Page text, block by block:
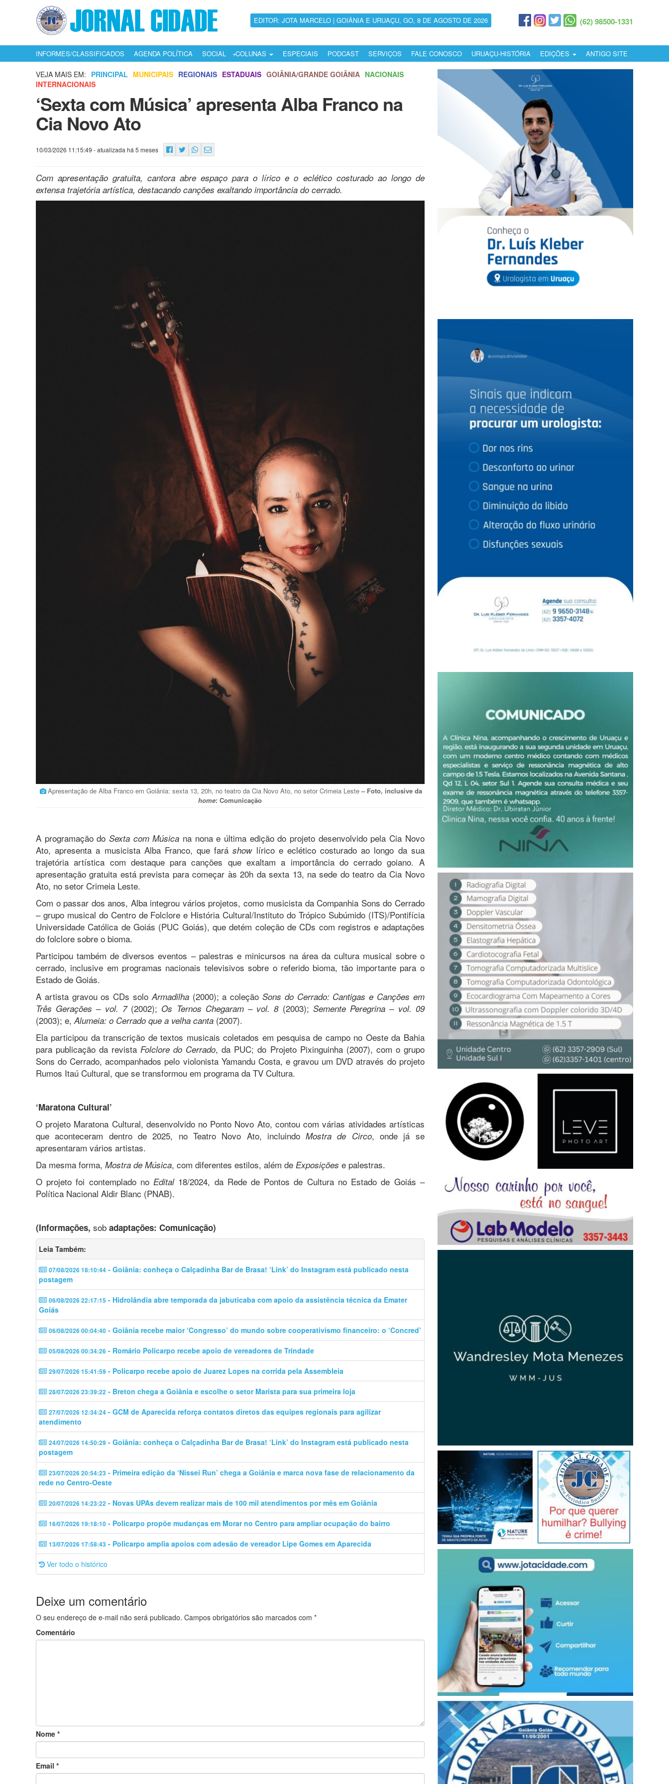
EDITOR: JOTA MARCELO | GOIÂNIA E URUAÇU, GO, 8 DE AGOSTO DE 2026 (62) 98500-1331
INFORMES/CLASSIFICADOS AGENDA POLÍTICA SOCIAL COLUNAS ESPECIAIS PODCAST SERVIÇOS FALE CONOSCO URUAÇU-HISTÓRIA EDIÇÕES ANTIGO SITE
VEJA MAIS EM: PRINCIPAL MUNICIPAIS REGIONAIS ESTADUAIS GOIÂNIA/GRANDE GOIÂNIA NACIONAIS
INTERNACIONAIS
‘Sexta com Música’ apresenta Alba Franco na
Cia Novo Ato
10/03/2026 11:15:49 - atualizada há 5 meses
Com apresentação gratuita, cantora abre espaço para o lírico e o eclético costurado ao longo de
extensa trajetória artística, destacando canções exaltando importância do cerrado.
Apresentação de Alba Franco em Goiânia: sexta 13, 20h, no teatro da Cia Novo Ato, no setor Crimeia Leste – Foto, inclusive da
home: Comunicação
A programação doSexta com Música na nona e última edição do projeto desenvolvido pela Cia Novo
Ato, apresenta a musicista Alba Franco, que faráshowlírico e eclético costurado ao longo da sua
trajetória artística com destaque para canções que exaltam a importância do cerrado goiano. A
apresentação gratuita está prevista para começar às 20h da sexta 13, na sede do teatro da Cia Novo
Ato, no setor Crimeia Leste.
Com o passar dos anos, Alba integrou vários projetos, como musicista da Companhia Sons do Cerrado
– grupo musical do Centro de Folclore e História Cultural/Instituto do Trópico Subúmido (ITS)/Pontifícia
Universidade Católica de Goiás (PUC Goiás), que detém coleção de CDs com registros e adaptações
do folclore sobre o bioma.
Participou também de diversos eventos – palestras e minicursos na área da cultura musical sobre o
cerrado, inclusive em programas nacionais televisivos sobre o referido bioma, tão importante para o
Estado de Goiás.
A artista gravou os CDs solo Armadilha(2000); a coleção Sons do Cerrado: Cantigas e Canções em
Três Gerações – vol. 7(2002); Os Ternos Chegaram – vol. 8(2003); Semente Peregrina – vol. 09
(2003); e, Alumeia: o Cerrado que a velha canta (2007).
Ela participou da transcrição de textos musicais coletados em pesquisa de campo no Oeste da Bahia
para publicação da revista Folclore do Cerrado, da PUC; do Projeto Pixinguinha (2007), com o grupo
Sons do Cerrado, acompanhados pelo violonista Yamandu Costa, e gravou um DVD através do projeto
Rumos Itaú Cultural, que se transformou em programa da TV Cultura.
‘Maratona Cultural’
O projeto Maratona Cultural, desenvolvido no Ponto Novo Ato, contou com várias atividades artísticas
que aconteceram dentro de 2025, no Teatro Novo Ato, incluindoMostra de Circo, onde já se
apresentaram vários artistas.
Da mesma forma, Mostra de Música, com diferentes estilos, além de Exposições e palestras.
O projeto foi contemplado no Edital18/2024, da Rede de Pontos de Cultura no Estado de Goiás –
Política Nacional Aldir Blanc (PNAB).
(Informações, sob adaptações: Comunicação)
Leia Também:
07/08/2026 18:10:44 - Goiânia: conheça o Calçadinha Bar de Brasa! ‘Link’ do Instagram está publicado nesta
postagem
06/08/2026 22:17:15 - Hidrolândia abre temporada da jabuticaba com apoio da assistência técnica da Emater
Goiás
06/08/2026 00:04:40 - Goiânia recebe maior ‘Congresso’ do mundo sobre cooperativismo financeiro: o ‘Concred’
05/08/2026 00:34:26 - Romário Policarpo recebe apoio de vereadores de Trindade
29/07/2026 15:41:59 - Policarpo recebe apoio de Juarez Lopes na corrida pela Assembleia
28/07/2026 23:39:22 - Breton chega a Goiânia e escolhe o setor Marista para sua primeira loja
27/07/2026 12:34:24 - GCM de Aparecida reforça contatos diretos das equipes regionais para agilizar
atendimento
24/07/2026 14:50:29 - Goiânia: conheça o Calçadinha Bar de Brasa! ‘Link’ do Instagram está publicado nesta
postagem
23/07/2026 20:54:23 - Primeira edição da ‘Nissei Run’ chega a Goiânia e marca nova fase de relacionamento da
rede no Centro-Oeste
20/07/2026 14:23:22 - Novas UPAs devem realizar mais de 100 mil atendimentos por mês em Goiânia
16/07/2026 19:18:10 - Policarpo propõe mudanças em Morar no Centro para ampliar ocupação do bairro
13/07/2026 17:58:43 - Policarpo amplia apoios com adesão de vereador Lipe Gomes em Aparecida
Ver todo o histórico
Deixe um comentário
O seu endereço de e-mail não será publicado. Campos obrigatórios são marcados com *
Comentário
Nome *
Email *